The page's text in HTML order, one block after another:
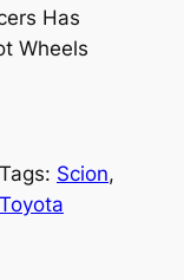
Has
Wheels
Tags: Scion
Toyota